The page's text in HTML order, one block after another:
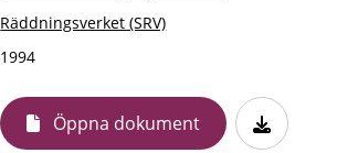
Räddningsverket (SRV)
1994
Öppna dokument